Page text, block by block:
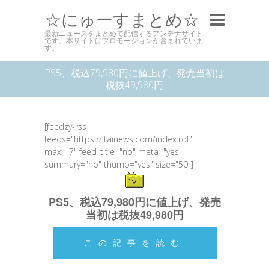
☆にゅーすまとめ☆
最新ニュースをまとめて配信するアンテナサイト
です。本サイトはプロモーションが含まれていま
す。
PS5、税込79,980円に値上げ、発売当初は
税抜49,980円
[feedzy-rss
feeds="https://itainews.com/index.rdf"
max="7" feed_title="no" meta="yes"
summary="no" thumb="yes" size="50"]
PS5、税込79,980円に値上げ、発売
当初は税抜49,980円
この記事を読む